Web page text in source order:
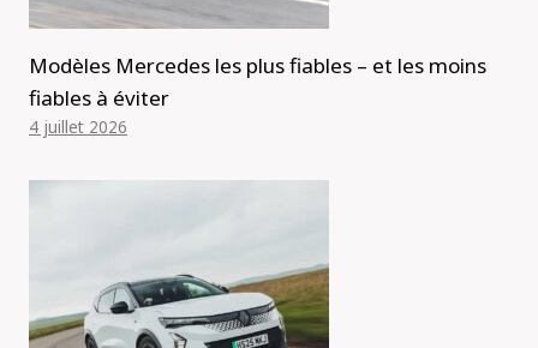
Modèles Mercedes les plus fiables – et les moins
fiables à éviter
4 juillet 2026